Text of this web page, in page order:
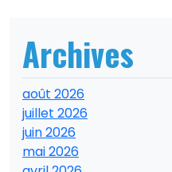
Archives
août 2026
juillet 2026
juin 2026
mai 2026